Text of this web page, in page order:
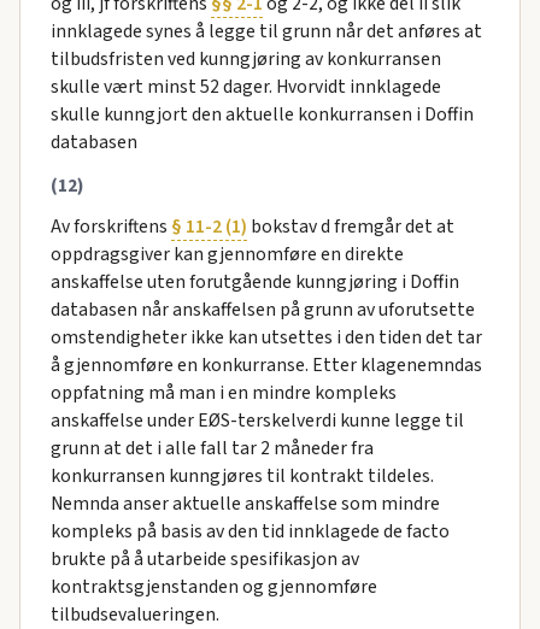
innklagede synes å legge til grunn når det anføres at
tilbudsfristen ved kunngjøring av konkurransen
skulle vært minst 52 dager. Hvorvidt innklagede
skulle kunngjort den aktuelle konkurransen i Doffin
databasen
(12)
Av forskriftens § 11-2 (1) bokstav d fremgår det at
oppdragsgiver kan gjennomføre en direkte
anskaffelse uten forutgående kunngjøring i Doffin
databasen når anskaffelsen på grunn av uforutsette
omstendigheter ikke kan utsettes i den tiden det tar
å gjennomføre en konkurranse. Etter klagenemndas
oppfatning må man i en mindre kompleks
anskaffelse under EØS-terskelverdi kunne legge til
grunn at det i alle fall tar 2 måneder fra
konkurransen kunngjøres til kontrakt tildeles.
Nemnda anser aktuelle anskaffelse som mindre
kompleks på basis av den tid innklagede de facto
brukte på å utarbeide spesifikasjon av
kontraktsgjenstanden og gjennomføre
tilbudsevalueringen.